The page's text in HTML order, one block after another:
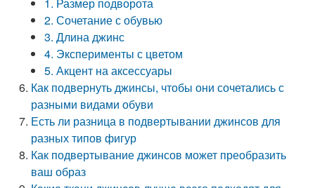
2. Сочетание с обувью
3. Длина джинс
4. Эксперименты с цветом
5. Акцент на аксессуары
Как подвернуть джинсы, чтобы они сочетались с
разными видами обуви
Есть ли разница в подвертывании джинсов для
разных типов фигур
Как подвертывание джинсов может преобразить
ваш образ